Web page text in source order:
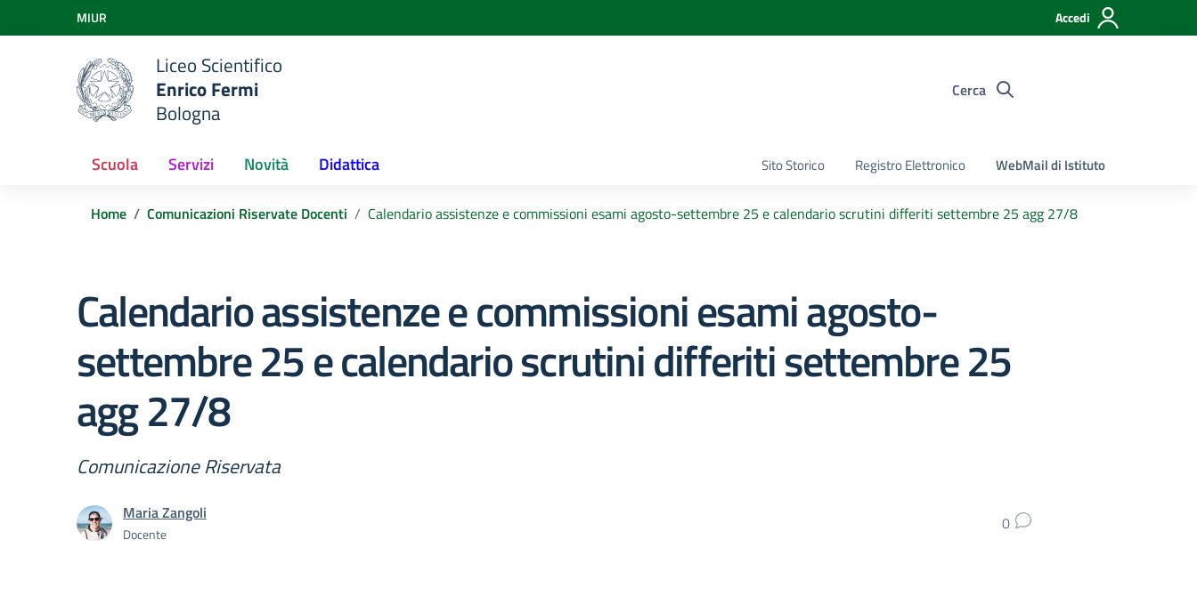
Vai ai contenuti
Vai al menu di navigazione
Vai al footer
MIUR Accedi
Liceo Scientifico
Enrico Fermi
Bologna
Cerca
Sito Storico Registro Elettronico WebMail di Istituto
Scuola Servizi Novità Didattica
Home Comunicazioni Riservate Docenti Calendario assistenze e commissioni esami agosto-settembre 25 e calendario scrutini differiti settembre 25 agg 27/8
Calendario assistenze e commissioni esami agosto-
settembre 25 e calendario scrutini differiti settembre 25
agg 27/8
Comunicazione Riservata
Maria Zangoli
Docente 0